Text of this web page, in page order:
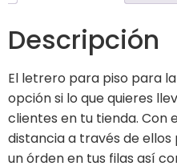
Descripción
El letrero para piso para
opción si lo que quieres
clientes en tu tienda. Con
distancia a través de
un órden en tus filas así